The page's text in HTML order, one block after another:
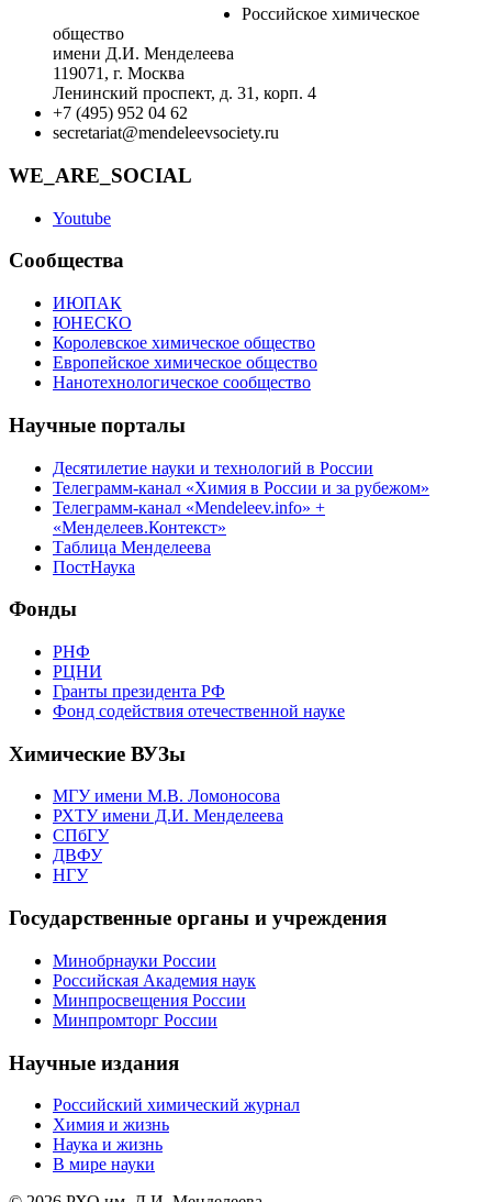
Российское химическое
общество
имени Д.И. Менделеева
119071, г. Москва
Ленинский проспект, д. 31, корп. 4
+7 (495) 952 04 62
secretariat@mendeleevsociety.ru
WE_ARE_SOCIAL
Youtube
Сообщества
ИЮПАК
ЮНЕСКО
Королевское химическое общество
Европейское химическое общество
Нанотехнологическое сообщество
Научные порталы
Десятилетие науки и технологий в России
Телеграмм-канал «Химия в России и за рубежом»
Телеграмм-канал «Mendeleev.info» +
«Менделеев.Контекст»
Таблица Менделеева
ПостНаука
Фонды
РНФ
РЦНИ
Гранты президента РФ
Фонд содействия отечественной науке
Химические ВУЗы
МГУ имени М.В. Ломоносова
РХТУ имени Д.И. Менделеева
СПбГУ
ДВФУ
НГУ
Государственные органы и учреждения
Минобрнауки России
Российская Академия наук
Минпросвещения России
Минпромторг России
Научные издания
Российский химический журнал
Химия и жизнь
Наука и жизнь
В мире науки